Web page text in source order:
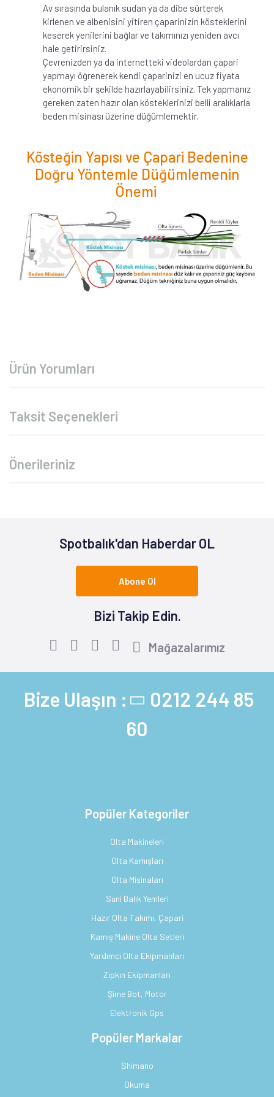
Av sırasında bulanık sudan ya da dibe sürterek
kirlenen ve albenisini yitiren çaparinizin kösteklerini
keserek yenilerini bağlar ve takımınızı yeniden avcı
hale getirirsiniz.
Çevrenizden ya da internetteki videolardan çapari
yapmayı öğrenerek kendi çaparinizi en ucuz fiyata
ekonomik bir şekilde hazırlayabilirsiniz. Tek yapmanız
gereken zaten hazır olan kösteklerinizi belli aralıklarla
beden misinası üzerine düğümlemektir.
Kösteğin Yapısı ve Çapari Bedenine
Doğru Yöntemle Düğümlemenin
Önemi
Ürün Yorumları
Taksit Seçenekleri
Önerileriniz
Spotbalık'dan Haberdar OL
Abone Ol
Bizi Takip Edin.
Mağazalarımız
Bize Ulaşın : 0212 244 85
60
Popüler Kategoriler
Olta Makineleri
Olta Kamışları
Olta Misinaları
Suni Balık Yemleri
Hazır Olta Takımı, Çapari
Kamış Makine Olta Setleri
Yardımcı Olta Ekipmanları
Zıpkın Ekipmanları
Şime Bot, Motor
Elektronik Gps
Popüler Markalar
Shimano
Okuma